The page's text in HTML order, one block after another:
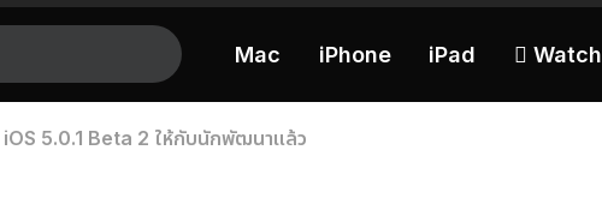
Mac iPhone iPad  Watch
5.0.1 Beta 2 ให้กับนักพัฒนาแล้ว